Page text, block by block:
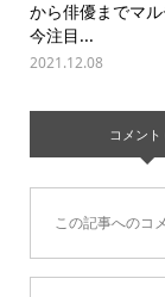
から俳優までマル
今注目...
2021.12.08
コメント
この記事へのコ